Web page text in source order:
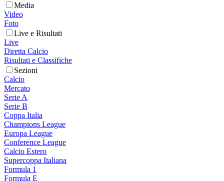
Media
Video
Foto
Live e Risultati
Live
Diretta Calcio
Risultati e Classifiche
Sezioni
Calcio
Mercato
Serie A
Serie B
Coppa Italia
Champions League
Europa League
Conference League
Calcio Estero
Supercoppa Italiana
Formula 1
Formula E